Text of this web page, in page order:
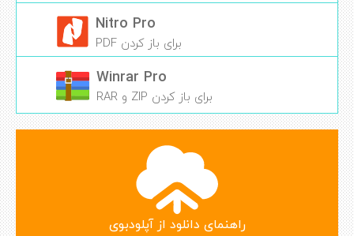
Nitro Pro
برای باز کردن PDF
Winrar Pro
برای باز کردن ZIP و RAR
راهنمای دانلود از آپلودبوی